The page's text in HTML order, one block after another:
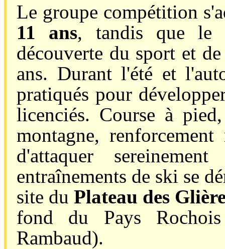
Le groupe compétition
11 ans, tandis que le
découverte du sport et
ans. Durant l'été et
pratiqués pour
licenciés. Course à
montagne,
d'attaquer
entraînements de ski se
site duPlateau des
fond du Pays
Rambaud).